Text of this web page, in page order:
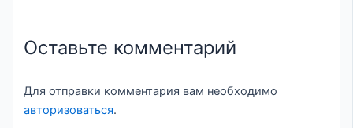
Оставьте комментарий
Для отправки комментария вам необходимо
авторизоваться.